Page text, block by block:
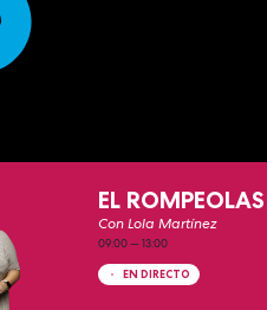
EL ROMPEOLAS
Con Lola Martínez
09:00—13:00
EN DIRECTO